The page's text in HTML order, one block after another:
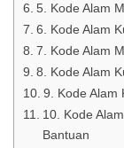
5. Kode Alam
6. Kode Alam
7. Kode Alam
8. Kode Alam
9. Kode Alam
10. Kode
Bantuan